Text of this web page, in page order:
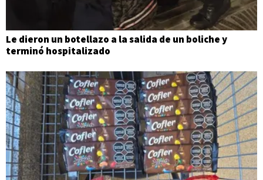
Le dieron un botellazo a la salida de un boliche y
terminó hospitalizado